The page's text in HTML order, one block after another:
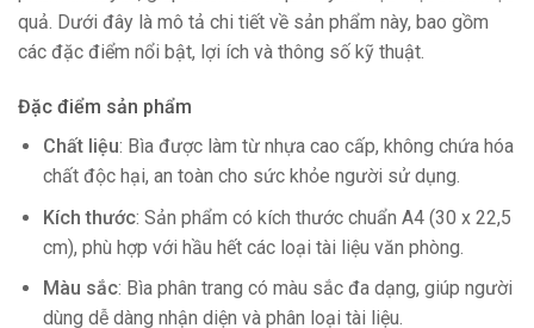
quả. Dưới đây là mô tả chi tiết về sản phẩm này, bao gồm
các đặc điểm nổi bật, lợi ích và thông số kỹ thuật.
Đặc điểm sản phẩm
Chất liệu: Bìa được làm từ nhựa cao cấp, không chứa hóa
chất độc hại, an toàn cho sức khỏe người sử dụng.
Kích thước: Sản phẩm có kích thước chuẩn A4 (30 x 22,5
cm), phù hợp với hầu hết các loại tài liệu văn phòng.
Màu sắc: Bìa phân trang có màu sắc đa dạng, giúp người
dùng dễ dàng nhận diện và phân loại tài liệu.